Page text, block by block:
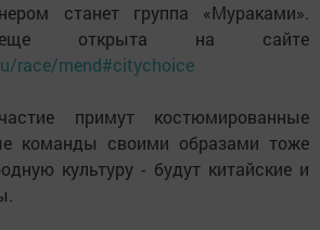
станет группа «Мураками».
еще открыта на сайте
race/mend#citychoice
примут костюмированные
команды своими образами тоже
культуру - будут китайские и